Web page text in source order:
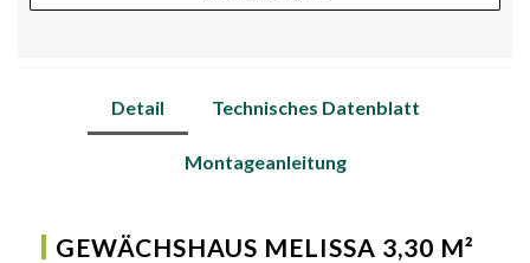
Detail Technisches Datenblatt
Montageanleitung
GEWÄCHSHAUS MELISSA 3,30 M²